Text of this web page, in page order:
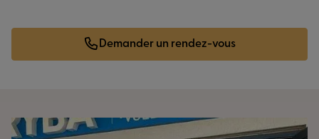
Demander un rendez-vous